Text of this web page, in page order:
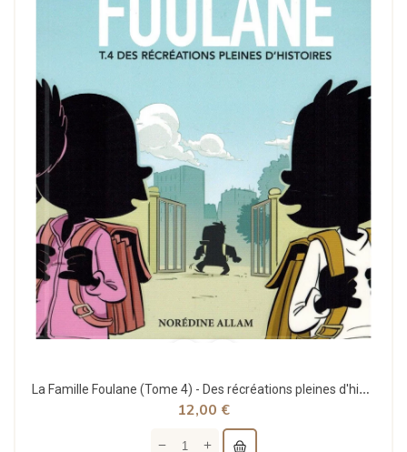
La Famille Foulane (Tome 4) - Des récréations pleines d'histoires - BDouin
12,00 €